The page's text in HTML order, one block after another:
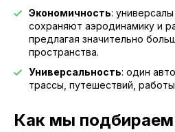
Экономичность:
сохраняют аэродинамику и
предлагая значительно
пространства.
Универсальность: один
трассы, путешествий,
Как мы подбираем